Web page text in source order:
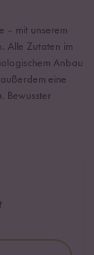
– mit unserem
Alle Zutaten im
Anbau
eine
. Bewusster